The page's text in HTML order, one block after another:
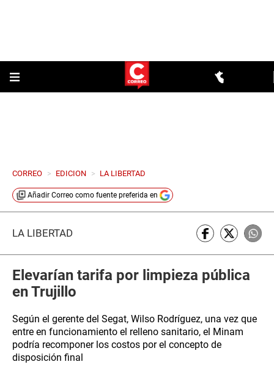
CORREO > EDICION > LA LIBERTAD
Añadir Correo como fuente preferida en
LA LIBERTAD
Elevarían tarifa por limpieza pública
en Trujillo
Según el gerente del Segat, Wilso Rodríguez, una vez que
entre en funcionamiento el relleno sanitario, el Minam
podría recomponer los costos por el concepto de
disposición final